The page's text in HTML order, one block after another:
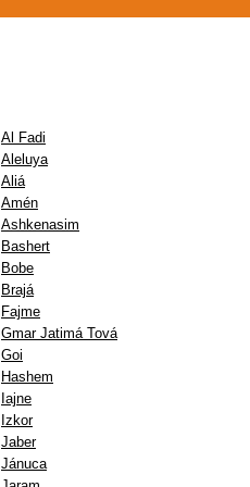
Al Fadi
Aleluya
Aliá
Amén
Ashkenasim
Bashert
Bobe
Brajá
Fajme
Gmar Jatimá Tová
Goi
Hashem
Iajne
Izkor
Jaber
Jánuca